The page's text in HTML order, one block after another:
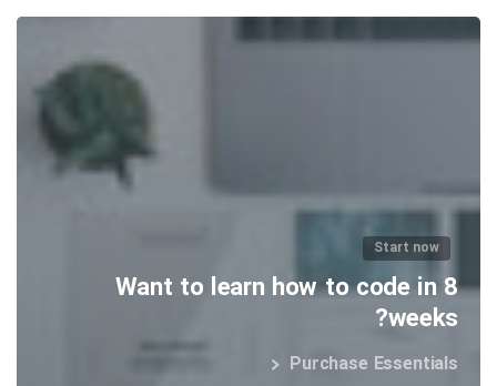
Start now
Want to learn how to code in 8
weeks?
Purchase Essentials